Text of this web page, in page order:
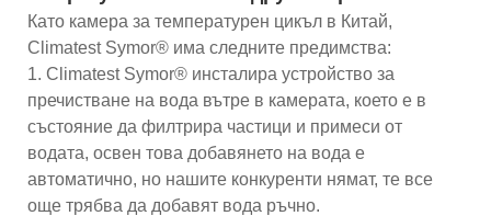
Като камера за температурен цикъл в Китай,
Climatest Symor® има следните предимства:
1. Climatest Symor® инсталира устройство за
пречистване на вода вътре в камерата, което е в
състояние да филтрира частици и примеси от
водата, освен това добавянето на вода е
автоматично, но нашите конкуренти нямат, те все
още трябва да добавят вода ръчно.